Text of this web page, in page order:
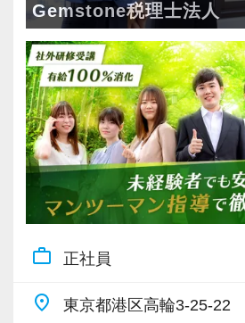
ます。
今後は、資金調達のご提案や
るよう勉強中です。
この仕事をするには、知識が
して、経営者の方と思いを同
えるかどうかが大事だと思い
明るい職場で、スタートアッ
までやってみたい方にとって
思います。
☆ぜひ事務所の雰囲気を御覧
【新卒・第二新卒、未経験者
あります！】
7年間継続して新卒採用を行
新卒・第二新卒、未経験の育
っていますので安心して飛び
い。
20代の若いスタッフが多いの
合う先輩や仲間に巡り合えま
未経験者には、まずは小さな
社、上場会社の子会社、上場
Gemstone税理士法人
work_outline 正社員
place 東京都港区高輪3-25-22